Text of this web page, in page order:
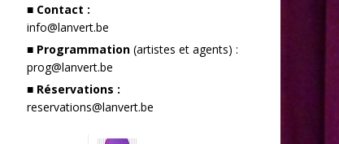
■ Contact :
info@lanvert.be
■ Programmation(artistes et agents) :
prog@lanvert.be
■ Réservations :
reservations@lanvert.be